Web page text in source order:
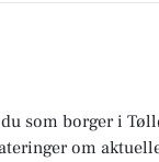
som borger i
om